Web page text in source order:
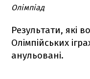
Олімпіад
Результати, які
Олімпійських
анульовані.